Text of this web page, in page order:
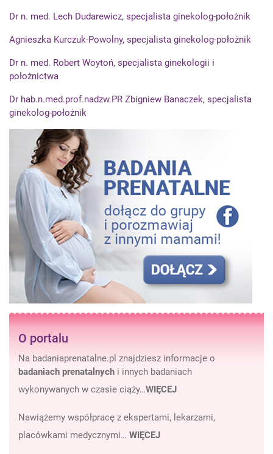
Dr n. med. Lech Dudarewicz, specjalista ginekolog-położnik
Agnieszka Kurczuk-Powolny, specjalista ginekolog-położnik
Dr n. med. Robert Woytoń, specjalista ginekologii i
położnictwa
Dr hab.n.med.prof.nadzw.PR Zbigniew Banaczek, specjalista
ginekolog-położnik
O portalu
Na badaniaprenatalne.pl znajdziesz informacje o
badaniach prenatalnych i innych badaniach
wykonywanych w czasie ciąży…WIĘCEJ
Nawiążemy współpracę z ekspertami, lekarzami,
placówkami medycznymi… WIĘCEJ